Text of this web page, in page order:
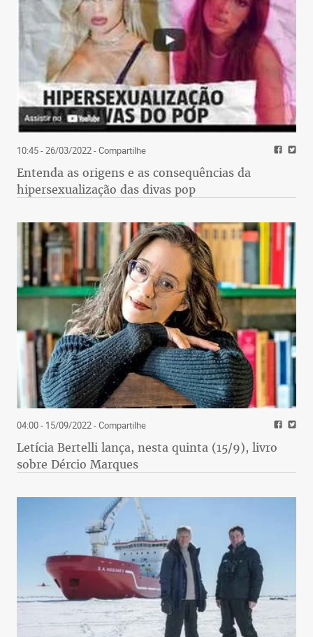
10:45 - 26/03/2022- Compartilhe
Entenda as origens e as consequências da
hipersexualização das divas pop
04:00 - 15/09/2022- Compartilhe
Letícia Bertelli lança, nesta quinta (15/9), livro
sobre Dércio Marques